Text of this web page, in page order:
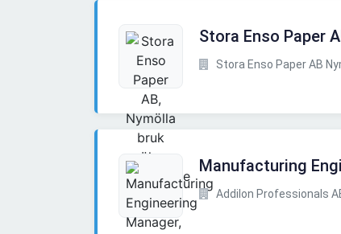
Stora Enso Paper
Stora Enso Paper AB
Manufacturing
Addilon Professionals